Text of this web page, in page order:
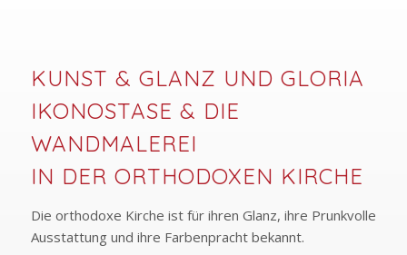
KUNST & GLANZ UND GLORIA
IKONOSTASE & DIE
WANDMALEREI
IN DER ORTHODOXEN KIRCHE
Die orthodoxe Kirche ist für ihren Glanz, ihre Prunkvolle
Ausstattung und ihre Farbenpracht bekannt.